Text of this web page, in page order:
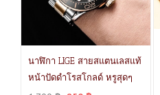
นาฬิกา LIGE สายสแตนเลสแท้
หน้าปัดดำโรสโกลด์ หรูสุดๆ